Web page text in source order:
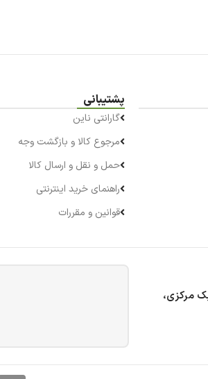
پشتیبانی
گارانتی ناین
مرجوع کالا و بازگشت وجه
حمل و نقل و ارسال کالا
راهنمای خرید اینترنتی
قوانین و مقررات
مرکزی،